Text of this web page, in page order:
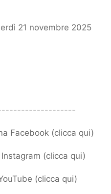
21 novembre 2025
Facebook (clicca qui)
(clicca qui)
(clicca qui)